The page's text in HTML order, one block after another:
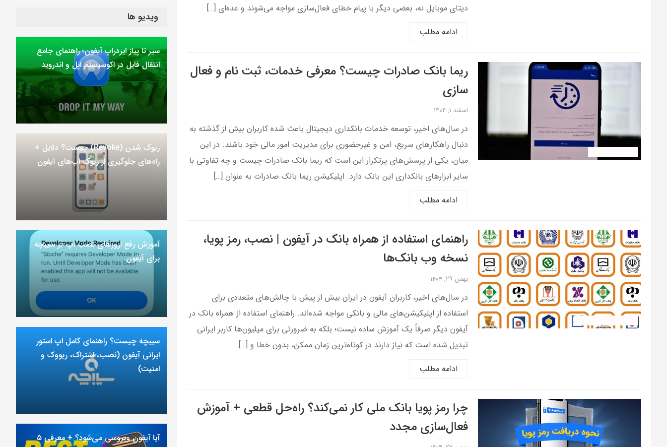
دیتای موبایل نه، بعضی دیگر با پیام خطای فعال‌سازی مواجه می‌شوند و عده‌ای […]
ادامه مطلب
ریما بانک صادرات چیست؟ معرفی خدمات، ثبت نام و فعال
سازی
اسفند ۱, ۱۴۰۴
در سال‌های اخیر، توسعه خدمات بانکداری دیجیتال باعث شده کاربران بیش از گذشته به
دنبال راهکارهای سریع، امن و غیرحضوری برای مدیریت امور مالی خود باشند. در این
میان، یکی از پرسش‌های پرتکرار این است که ریما بانک صادرات چیست و چه تفاوتی با
سایر ابزارهای بانکداری این بانک دارد. اپلیکیشن ریما بانک صادرات به عنوان […]
ادامه مطلب
راهنمای استفاده از همراه بانک در آیفون | نصب، رمز پویا،
نسخه وب بانک‌ها
بهمن ۲۹, ۱۴۰۴
در سال‌های اخیر، کاربران آیفون در ایران بیش از پیش با چالش‌های متعددی برای
استفاده از اپلیکیشن‌های مالی و بانکی مواجه شده‌اند. راهنمای استفاده از همراه بانک در
آیفون دیگر صرفاً یک آموزش ساده نیست؛ بلکه به ضرورتی برای میلیون‌ها کاربر ایرانی
تبدیل شده است که نیاز دارند در کوتاه‌ترین زمان ممکن، بدون خطا و […]
ادامه مطلب
چرا رمز پویا بانک ملی کار نمی‌کند؟ راه‌حل قطعی + آموزش
فعال‌سازی مجدد
ویدیو ها
سیر تا پیاز ایردراپ آیفون؛ راهنمای جامع
انتقال فایل در اکوسیستم اپل و اندروید
ریوک شدن (Revoke) چیست؟ دلایل +
راه‌های جلوگیری از ریوک اپ‌های آیفون
آموزش رفع ارور‌های نصب اپ در سیبچه
برای آیفون
سیبچه چیست؟ راهنمای کامل اپ استور
ایرانی آیفون (نصب، اشتراک، ریووک و
امنیت)
آیا آیفون ویروسی می‌شود؟ + معرفی ۵